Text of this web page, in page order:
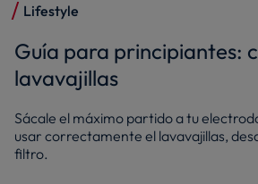
Lifestyle
Guía para principiantes:
lavavajillas
Sácale el máximo partido a tu
usar correctamente el lavavajillas,
filtro.